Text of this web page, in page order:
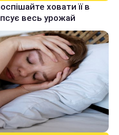
ховати її в
весь урожай